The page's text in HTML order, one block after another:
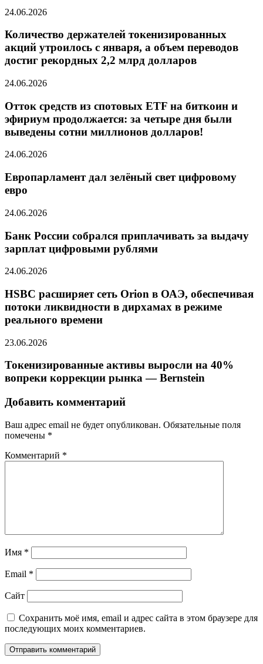
24.06.2026
Количество держателей токенизированных
акций утроилось с января, а объем переводов
достиг рекордных 2,2 млрд долларов
24.06.2026
Отток средств из спотовых ETF на биткоин и
эфириум продолжается: за четыре дня были
выведены сотни миллионов долларов!
24.06.2026
Европарламент дал зелёный свет цифровому
евро
24.06.2026
Банк России собрался приплачивать за выдачу
зарплат цифровыми рублями
24.06.2026
HSBC расширяет сеть Orion в ОАЭ, обеспечивая
потоки ликвидности в дирхамах в режиме
реального времени
23.06.2026
Токенизированные активы выросли на 40%
вопреки коррекции рынка — Bernstein
Добавить комментарий
Ваш адрес email не будет опубликован. Обязательные поля
помечены *
Комментарий *
Имя *
Email *
Сайт
Сохранить моё имя, email и адрес сайта в этом браузере для
последующих моих комментариев.